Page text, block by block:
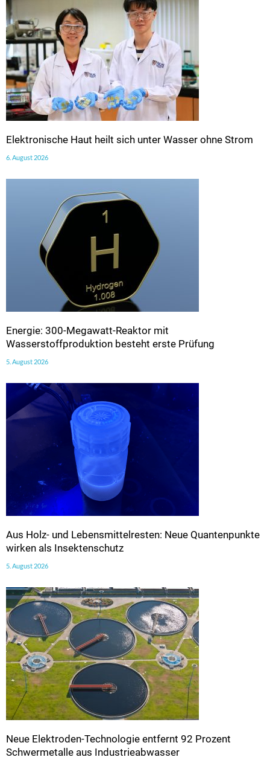
Elektronische Haut heilt sich unter Wasser ohne Strom
6. August 2026
Energie: 300-Megawatt-Reaktor mit
Wasserstoffproduktion besteht erste Prüfung
5. August 2026
Aus Holz- und Lebensmittelresten: Neue Quantenpunkte
wirken als Insektenschutz
5. August 2026
Neue Elektroden-Technologie entfernt 92 Prozent
Schwermetalle aus Industrieabwasser